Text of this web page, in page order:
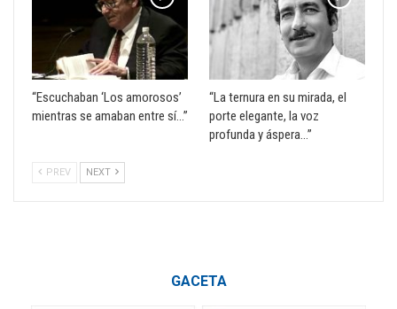
“Escuchaban ‘Los amorosos’
mientras se amaban entre sí…”
“La ternura en su mirada, el
porte elegante, la voz
profunda y áspera…”
PREV NEXT
GACETA